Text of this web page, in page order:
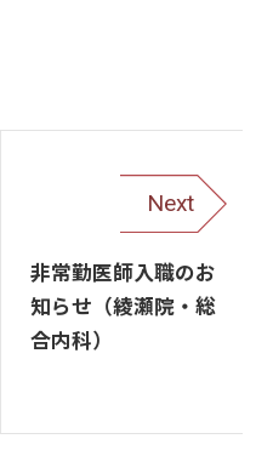
Next
非常勤医師入職のお
知らせ（綾瀬院・総
合内科）